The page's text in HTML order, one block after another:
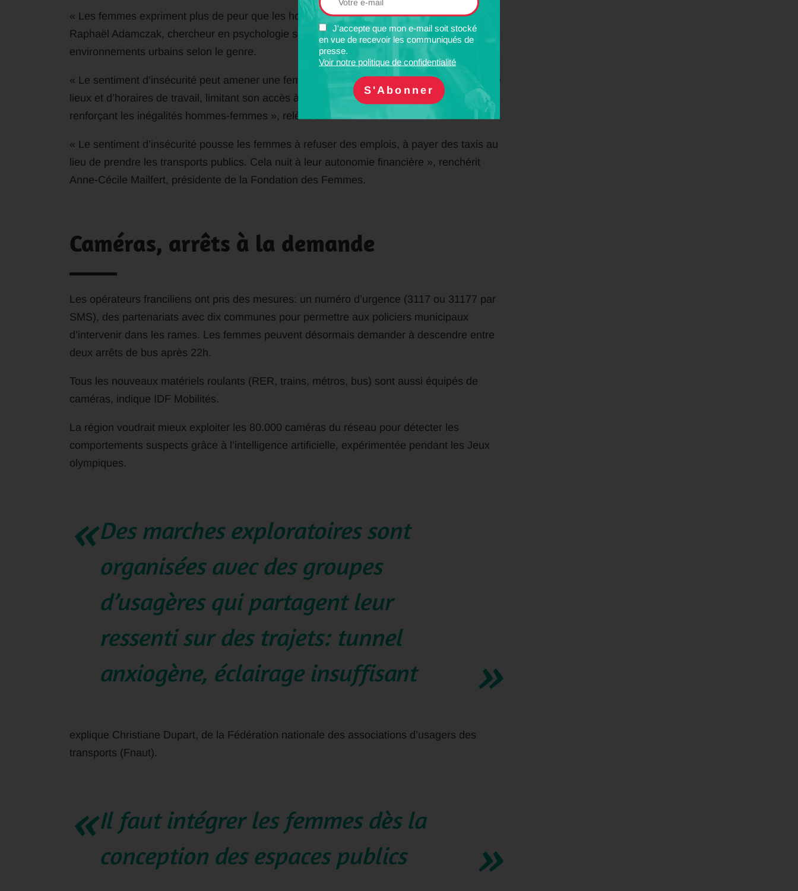
J'accepte que mon e-mail soit stocké
en vue de recevoir les communiqués de
presse.
Voir notre politique de confidentialité
« Les femmes expriment plus de peur que les hommes dans l’espace public », constate
Raphaël Adamczak, chercheur en psychologie sociale, qui étudie l’impact des
environnements urbains selon le genre.
« Le sentiment d’insécurité peut amener une femme à restreindre ses choix de domicile, de
lieux et d’horaires de travail, limitant son accès à l’emploi, à la culture et la vie sociale,
renforçant les inégalités hommes-femmes », relève-t-il.
« Le sentiment d’insécurité pousse les femmes à refuser des emplois, à payer des taxis au
lieu de prendre les transports publics. Cela nuit à leur autonomie financière », renchérit
Anne-Cécile Mailfert, présidente de la Fondation des Femmes.
Caméras, arrêts à la demande
Les opérateurs franciliens ont pris des mesures: un numéro d’urgence (3117 ou 31177 par
SMS), des partenariats avec dix communes pour permettre aux policiers municipaux
d’intervenir dans les rames. Les femmes peuvent désormais demander à descendre entre
deux arrêts de bus après 22h.
Tous les nouveaux matériels roulants (RER, trains, métros, bus) sont aussi équipés de
caméras, indique IDF Mobilités.
La région voudrait mieux exploiter les 80.000 caméras du réseau pour détecter les
comportements suspects grâce à l’intelligence artificielle, expérimentée pendant les Jeux
olympiques.
Des marches exploratoires sont
organisées avec des groupes
d’usagères qui partagent leur
ressenti sur des trajets: tunnel
anxiogène, éclairage insuffisant
explique Christiane Dupart, de la Fédération nationale des associations d’usagers des
transports (Fnaut).
Il faut intégrer les femmes dès la
conception des espaces publics